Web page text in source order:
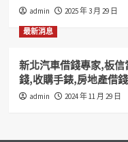
借
收
購
我
admin 2025 年 3 月 29 日
最新消息
新北汽車借錢專家,板
錢,收購手錶,房地產借
admin 2024 年 11 月 29 日